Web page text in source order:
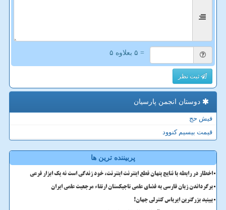
= ۵ بعلاوه ۵
ثبت نظر
دوستان انجمن پارسیان
فیش حج
قیمت بیسیم کنوود
پربیننده ترین ها
اخطار در رابطه با نتایج پنهان قطع اینترنت اینترنت، خود زندگی است نه یک ابزار فرعی
برگرداندن زبان فارسی به فضای علمی تاجیکستان ارتقاء مرجعیت علمی ایران
ببینید بزرگترین ایرباس کنترلی جهان!